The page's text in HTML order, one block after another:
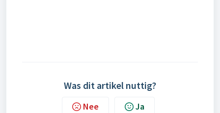
Was dit artikel nuttig?
Nee Ja